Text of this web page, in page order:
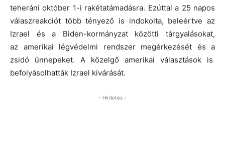
teheráni október 1-i rakétatámadásra. Ezúttal a 25 napos
válaszreakciót több tényező is indokolta, beleértve az
Izrael és a Biden-kormányzat közötti tárgyalásokat,
az amerikai légvédelmi rendszer megérkezését és a
zsidó ünnepeket. A közelgő amerikai választások is
befolyásolhatták Izrael kivárását.
- Hirdetés -